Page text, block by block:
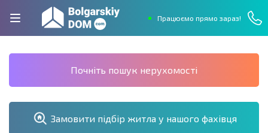
Працюємо прямо зараз!
Почніть пошук нерухомості
Замовити підбір житла у нашого фахівця